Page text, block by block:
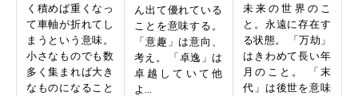
く積めば重くなっ
て車軸が折れてし
まうという意味。
小さなものでも数
多く集まれば大き
なものになること
ん出て優れている
ことを意味する。
「意趣」は意向、
考え。 「卓逸」は
卓越していて他
よ...
未来の世界のこ
と。永遠に存在す
る状態。 「万劫」
はきわめて長い年
月のこと。 「末
代」は後世を意味